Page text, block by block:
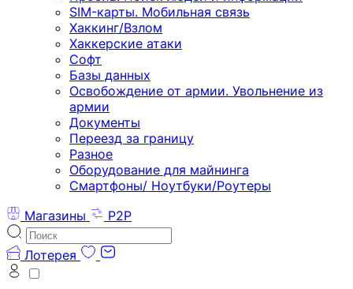
SIM-карты. Мобильная связь
Хаккинг/Взлом
Хаккерские атаки
Софт
Базы данных
Освобождение от армии. Увольнение из
армии
Документы
Переезд за границу
Разное
Оборудование для майнинга
Смартфоны/ Ноутбуки/Роутеры
Магазины
P2P
Лотерея